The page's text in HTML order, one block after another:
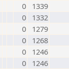
0
1339
0
1332
0
1279
0
1268
0
1246
0
1246